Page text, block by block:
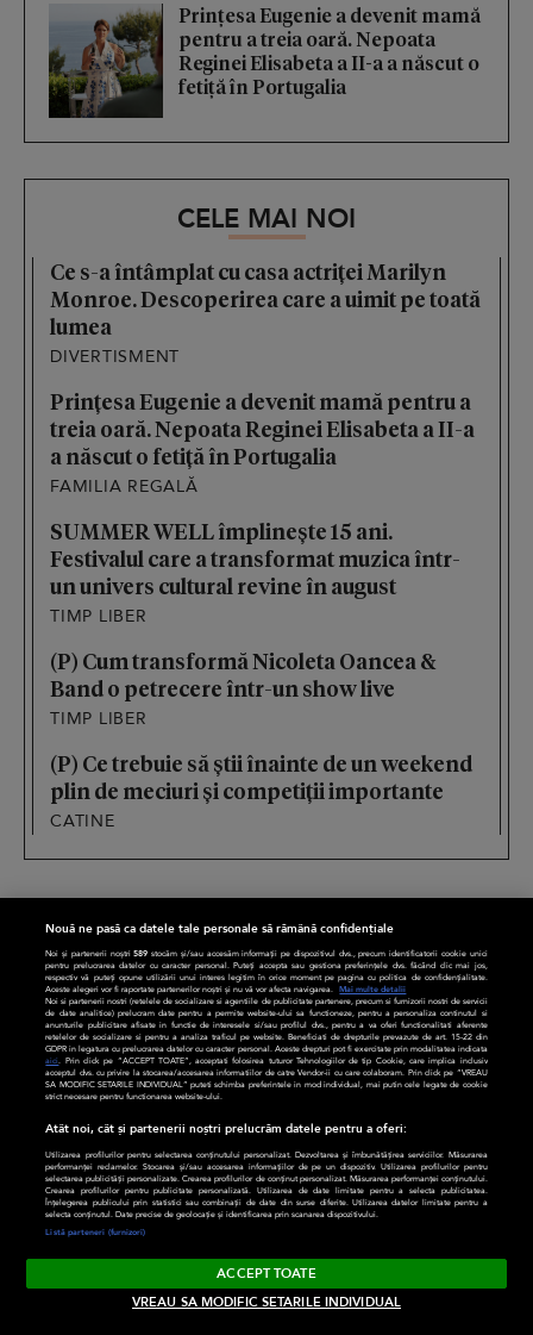
Prințesa Eugenie a devenit mamă
pentru a treia oară. Nepoata
Reginei Elisabeta a II-a a născut o
fetiță în Portugalia
CELE MAI NOI
Ce s-a întâmplat cu casa actriței Marilyn
Monroe. Descoperirea care a uimit pe toată
lumea
DIVERTISMENT
Prințesa Eugenie a devenit mamă pentru a
treia oară. Nepoata Reginei Elisabeta a II-a
a născut o fetiță în Portugalia
FAMILIA REGALĂ
SUMMER WELL împlinește 15 ani.
Festivalul care a transformat muzica într-
un univers cultural revine în august
TIMP LIBER
(P) Cum transformă Nicoleta Oancea &
Band o petrecere într-un show live
TIMP LIBER
(P) Ce trebuie să știi înainte de un weekend
plin de meciuri și competiții importante
CATINE
LIFESTYLE
Familie
Timp liber
Modă
CaTine
Divertisment
Sănătate
Nouă ne pasă ca datele tale personale să rămână confidențiale
Noi și partenerii noștri589 stocăm și/sau accesăm informații pe dispozitivul dvs., precum identificatorii cookie unici
pentru prelucrarea datelor cu caracter personal. Puteți accepta sau gestiona preferințele dvs. făcând clic mai jos,
respectiv vă puteți opune utilizării unui interes legitim în orice moment pe pagina cu politica de confidențialitate.
Aceste alegeri vor fi raportate partenerilor noștri și nu vă vor afecta navigarea. Mai multe detalii
Noi si partenerii nostri (retelele de socializare si agentiile de publicitate partenere, precum si furnizorii nostri de servicii
de date analitice) prelucram date pentru a permite website-ului sa functioneze, pentru a personaliza continutul si
anunturile publicitare afisate in functie de interesele si/sau profilul dvs., pentru a va oferi functionalitati aferente
retelelor de socializare si pentru a analiza traficul pe website. Beneficiati de drepturile prevazute de art. 15-22 din
GDPR in legatura cu prelucrarea datelor cu caracter personal. Aceste drepturi pot fi exercitate prin modalitatea indicata
aici. Prin click pe “ACCEPT TOATE”, acceptati folosirea tuturor Tehnologiilor de tip Cookie, care implica inclusiv
acceptul dvs. cu privire la stocarea/accesarea informatiilor de catre Vendor-ii cu care colaboram. Prin click pe “VREAU
SA MODIFIC SETARILE INDIVIDUAL” puteti schimba preferintele in mod individual, mai putin cele legate de cookie
strict necesare pentru functionarea website-ului.
Atât noi, cât și partenerii noștri prelucrăm datele pentru a oferi:
Utilizarea profilurilor pentru selectarea conținutului personalizat. Dezvoltarea și îmbunătățirea serviciilor. Măsurarea
performanței reclamelor. Stocarea și/sau accesarea informațiilor de pe un dispozitiv. Utilizarea profilurilor pentru
selectarea publicității personalizate. Crearea profilurilor de conținut personalizat. Măsurarea performanței conținutului.
Crearea profilurilor pentru publicitate personalizată. Utilizarea de date limitate pentru a selecta publicitatea.
Înțelegerea publicului prin statistici sau combinații de date din surse diferite. Utilizarea datelor limitate pentru a
selecta conținutul. Date precise de geolocație și identificarea prin scanarea dispozitivului.
Listă parteneri (furnizori)
ACCEPT TOATE
VREAU SA MODIFIC SETARILE INDIVIDUAL